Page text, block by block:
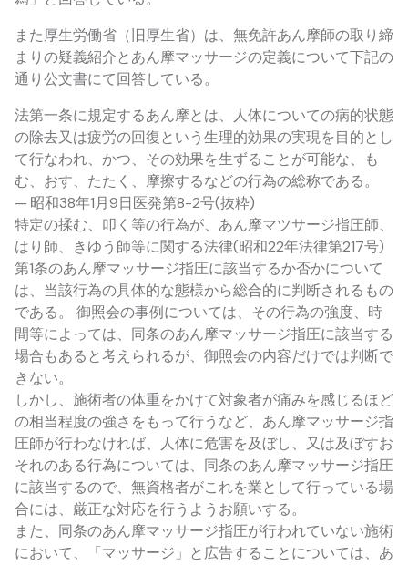
また厚生労働省（旧厚生省）は、無免許あん摩師の取り締
まりの疑義紹介とあん摩マッサージの定義について下記の
通り公文書にて回答している。
法第一条に規定するあん摩とは、人体についての病的状態
の除去又は疲労の回復という生理的効果の実現を目的とし
て行なわれ、かつ、その効果を生ずることが可能な、も
む、おす、たたく、摩擦するなどの行為の総称である。
— 昭和38年1月9日医発第8-2号(抜粋)
特定の揉む、叩く等の行為が、あん摩マツサージ指圧師、
はり師、きゆう師等に関する法律(昭和22年法律第217号)
第1条のあん摩マッサージ指圧に該当するか否かについて
は、当該行為の具体的な態様から総合的に判断されるもの
である。 御照会の事例については、その行為の強度、時
間等によっては、同条のあん摩マッサージ指圧に該当する
場合もあると考えられるが、御照会の内容だけでは判断で
きない。
しかし、施術者の体重をかけて対象者が痛みを感じるほど
の相当程度の強さをもって行うなど、あん摩マッサージ指
圧師が行わなければ、人体に危害を及ぼし、又は及ぼすお
それのある行為については、同条のあん摩マッサージ指圧
に該当するので、無資格者がこれを業として行っている場
合には、厳正な対応を行うようお願いする。
また、同条のあん摩マッサージ指圧が行われていない施術
において、「マッサージ」と広告することについては、あ